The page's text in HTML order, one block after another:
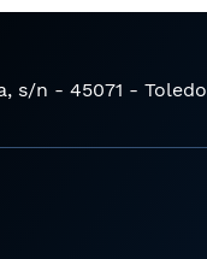
s/n - 45071 - Toledo